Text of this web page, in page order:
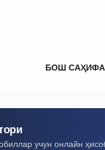
БОШ САҲИФА
учун онлайн